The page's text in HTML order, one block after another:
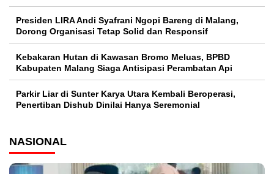
Presiden LIRA Andi Syafrani Ngopi Bareng di Malang,
Dorong Organisasi Tetap Solid dan Responsif
Kebakaran Hutan di Kawasan Bromo Meluas, BPBD
Kabupaten Malang Siaga Antisipasi Perambatan Api
Parkir Liar di Sunter Karya Utara Kembali Beroperasi,
Penertiban Dishub Dinilai Hanya Seremonial
NASIONAL